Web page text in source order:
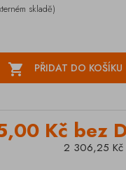
skladě)
 PŘIDAT DO KOŠÍKU
Kč bez
2 306,25 Kč